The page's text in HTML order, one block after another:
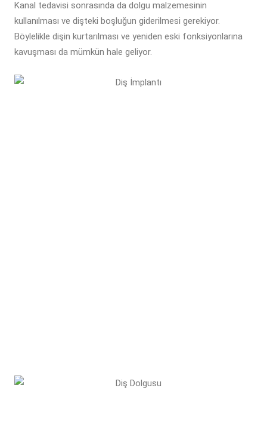
Kanal tedavisi sonrasında da dolgu malzemesinin
kullanılması ve dişteki boşluğun giderilmesi gerekiyor.
Böylelikle dişin kurtarılması ve yeniden eski fonksiyonlarına
kavuşması da mümkün hale geliyor.